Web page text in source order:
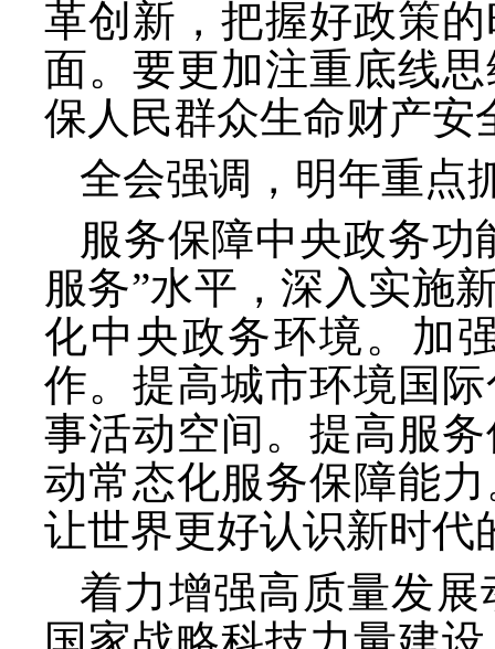
革创新，把握好政策
面。要更加注重底线
保人民群众生命财产安
全会强调，明年重点
服务保障中央政务功
服务”水平，深入实施
化中央政务环境。加
作。提高城市环境国
事活动空间。提高服
动常态化服务保障能
让世界更好认识新时代
着力增强高质量发